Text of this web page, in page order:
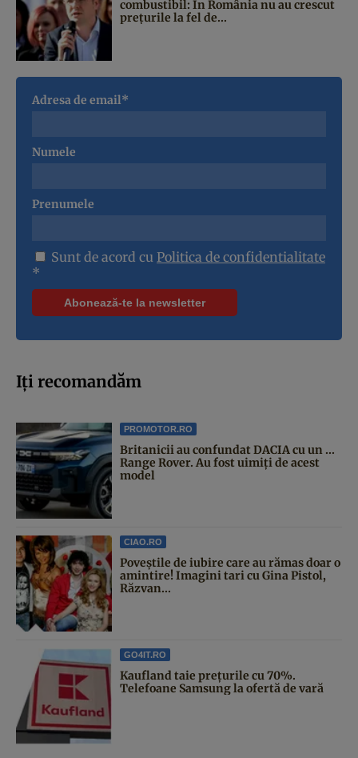
combustibil: În România nu au crescut
prețurile la fel de...
Adresa de email*
Numele
Prenumele
Sunt de acord cu Politica de confidentialitate
*
Iți recomandăm
PROMOTOR.RO
Britanicii au confundat DACIA cu un ...
Range Rover. Au fost uimiți de acest
model
CIAO.RO
Poveştile de iubire care au rămas doar o
amintire! Imagini tari cu Gina Pistol,
Răzvan...
GO4IT.RO
Kaufland taie prețurile cu 70%.
Telefoane Samsung la ofertă de vară